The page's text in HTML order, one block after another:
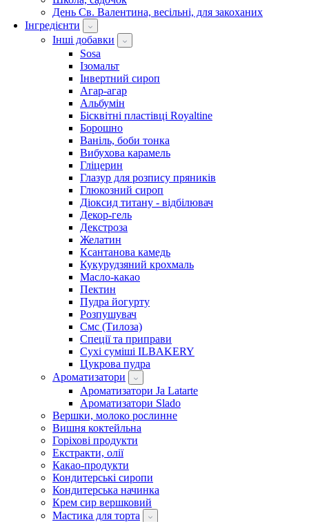
День Св. Валентина, весільні, для закоханих
Інгредієнти
Інші добавки
Sosa
Ізомальт
Інвертний сироп
Агар-агар
Альбумін
Бісквітні пластівці Royaltine
Борошно
Ваніль, боби тонка
Вибухова карамель
Гліцерин
Глазур для розпису пряників
Глюкозний сироп
Діоксид титану - відбілювач
Декор-гель
Декстроза
Желатин
Ксантанова камедь
Кукурудзяний крохмаль
Масло-какао
Пектин
Пудра йогурту
Розпушувач
Смс (Тилоза)
Спеції та приправи
Сухі суміші ILBAKERY
Цукрова пудра
Ароматизатори
Ароматизатори Ja Latarte
Ароматизатори Slado
Вершки, молоко рослинне
Вишня коктейльна
Горіхові продукти
Екстракти, олії
Какао-продукти
Кондитерські сиропи
Кондитерська начинка
Крем сир вершковий
Мастика для торта